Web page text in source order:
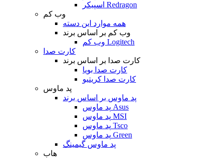
اسپیکر Redragon
وب کم
همه موارد این دسته
وب کم بر اساس برند
وب کم Logitech
کارت صدا
کارت صدا بر اساس برند
کارت صدا بویا
کارت صدا کریتیو
پد ماوس
پد ماوس بر اساس برند
پد ماوس Asus
پد ماوس MSI
پد ماوس Tsco
پد ماوس Green
پد ماوس گیمینگ
هاب